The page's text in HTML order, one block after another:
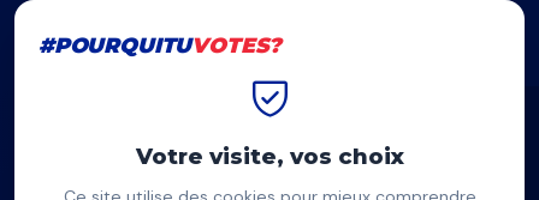
#POURQUITUVOTES?
#POURQUITUVOTES?
Votre visite, vos choix